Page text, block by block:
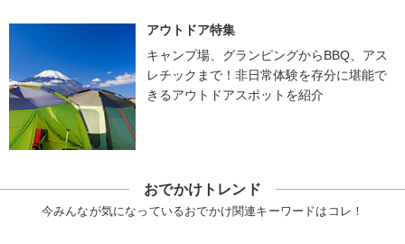
アウトドア特集
キャンプ場、グランピングからBBQ、アス
レチックまで！非日常体験を存分に堪能で
きるアウトドアスポットを紹介
おでかけトレンド
今みんなが気になっているおでかけ関連キーワードはコレ！